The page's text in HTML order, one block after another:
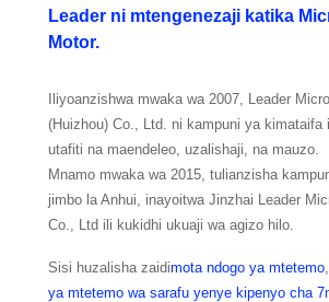
Leader ni mtengenezaji katika
Motor.
Iliyoanzishwa mwaka wa 2007, Leader
(Huizhou) Co., Ltd. ni kampuni ya kimataifa
utafiti na maendeleo, uzalishaji, na mauzo.
Mnamo mwaka wa 2015, tulianzisha
jimbo la Anhui, inayoitwa Jinzhai Leader
Co., Ltd ili kukidhi ukuaji wa agizo hilo.
Sisi huzalisha zaidimota ndogo ya mtetemo
ya mtetemo wa sarafu yenye kipenyo cha